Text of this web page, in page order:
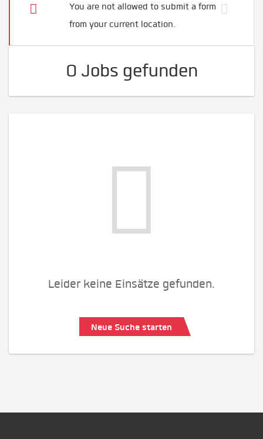
You are not allowed to submit a form
from your current location.
0 Jobs gefunden
Leider keine Einsätze gefunden.
Neue Suche starten